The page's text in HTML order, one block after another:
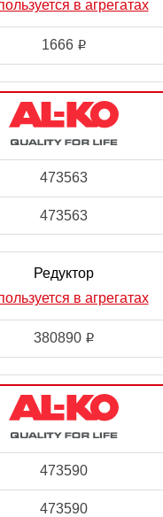
в агрегатах
1666 i
473563
473563
Редуктор
в агрегатах
380890 i
473590
473590